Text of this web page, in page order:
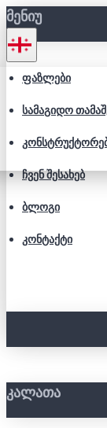
ᲛᲔᲜᲘᲣ
ᲤᲐᲖᲚᲔᲑᲘ
ᲡᲐᲛᲐᲒᲘᲓᲝ
ᲩᲕᲔᲜ ᲨᲔᲡᲐᲮᲔᲑ
ᲑᲚᲝᲒᲘ
ᲙᲝᲜᲢᲐᲥᲢᲘ
ᲙᲐᲚᲐᲗᲐ